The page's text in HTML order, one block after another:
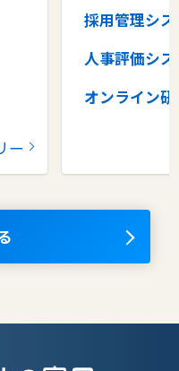
ル
ー
採用管理シス
人事評価シス
オンライン研
タレントマ
OKRツール